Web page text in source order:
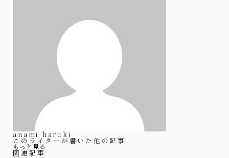
anami haruki
このライターが書いた他の記事
もっと見る
関連記事